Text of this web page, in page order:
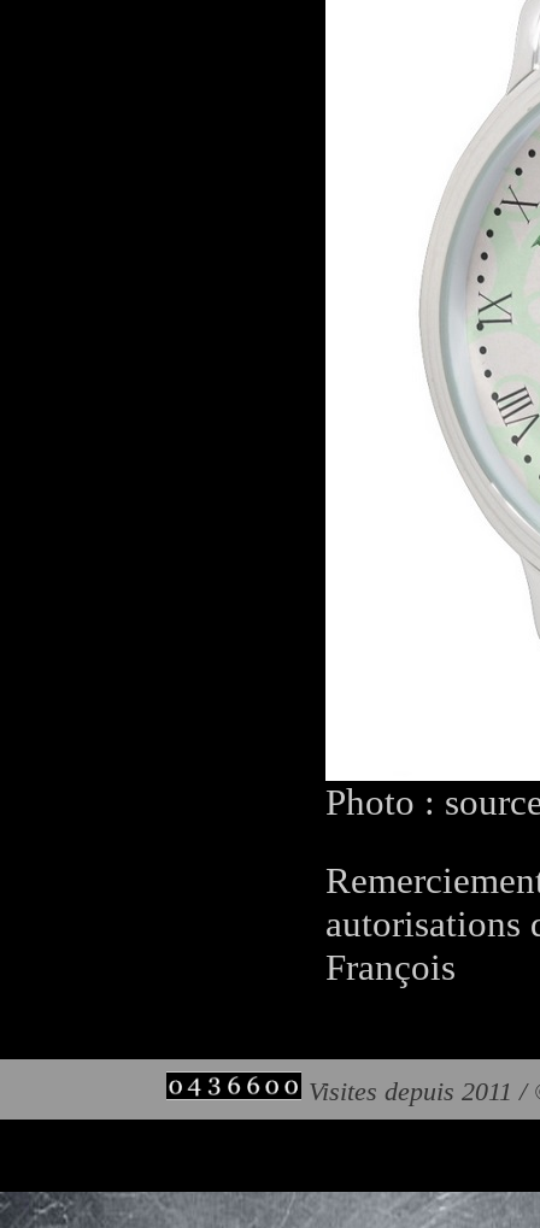
Photo :
autorisations
François
Visites depuis 2011